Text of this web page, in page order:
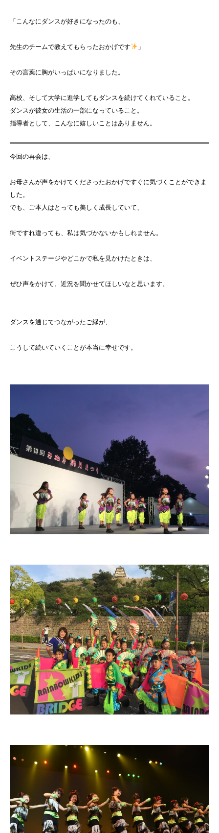
「こんなにダンスが好きになったのも、
先生のチームで教えてもらったおかげです 」
その言葉に胸がいっぱいになりました。
高校、そして大学に進学してもダンスを続けてくれていること。
ダンスが彼女の生活の一部になっていること。
指導者として、こんなに嬉しいことはありません。
今回の再会は、
お母さんが声をかけてくださったおかげですぐに気づくことができま
した。
でも、ご本人はとっても美しく成長していて、
街ですれ違っても、私は気づかないかもしれません。
イベントステージやどこかで私を見かけたときは、
ぜひ声をかけて、近況を聞かせてほしいなと思います。
ダンスを通じてつながったご縁が、
こうして続いていくことが本当に幸せです。